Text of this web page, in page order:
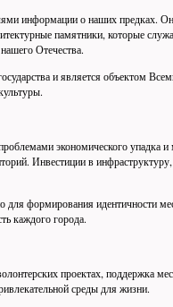
информации о наших предках.
памятники, которые
Отечества.
и является объектом
экономического упадка
Инвестиции в
для формирования идентичности
каждого города.
проектах, поддержка
среды для жизни.